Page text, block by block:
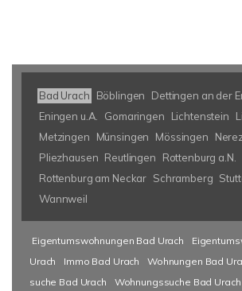
Bad Urach Böblingen
Dettingen an der
Eningen u.A.
Gomaringen Lichtenstein
Metzingen
Münsingen Mössingen
Pliezhausen Reutlingen
Rottenburg a.N.
Rottenburg am Neckar Schramberg
Wannweil
Eigentumswohnungen Bad Urach
Urach
Immo Bad Urach Wohnungen Bad
suche Bad Urach
Wohnungssuche Bad Urach